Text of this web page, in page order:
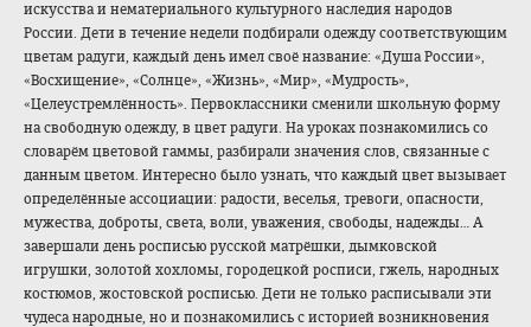
искусства и нематериального культурного наследия народов
России. Дети в течение недели подбирали одежду соответствующим
цветам радуги, каждый день имел своё название: «Душа России»,
«Восхищение», «Солнце», «Жизнь», «Мир», «Мудрость»,
«Целеустремлённость». Первоклассники сменили школьную форму
на свободную одежду, в цвет радуги. На уроках познакомились со
словарём цветовой гаммы, разбирали значения слов, связанные с
данным цветом. Интересно было узнать, что каждый цвет вызывает
определённые ассоциации: радости, веселья, тревоги, опасности,
мужества, доброты, света, воли, уважения, свободы, надежды… А
завершали день росписью русской матрёшки, дымковской
игрушки, золотой хохломы, городецкой росписи, гжель, народных
костюмов, жостовской росписью. Дети не только расписывали эти
чудеса народные, но и познакомились с историей возникновения